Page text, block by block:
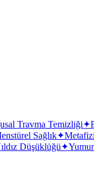
Travma Temizliği✦
Sağlık✦
Düşüklüğü✦